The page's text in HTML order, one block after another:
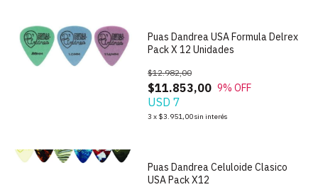
Puas Dandrea USA Formula Delrex
Pack X 12 Unidades
$11.853,00
$12.982,00
9% OFF
USD 7
3 x $3.951,00sin interés
Puas Dandrea Celuloide Clasico
USA Pack X12